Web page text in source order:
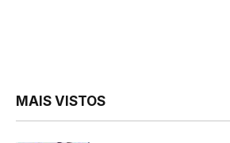
MAIS VISTOS